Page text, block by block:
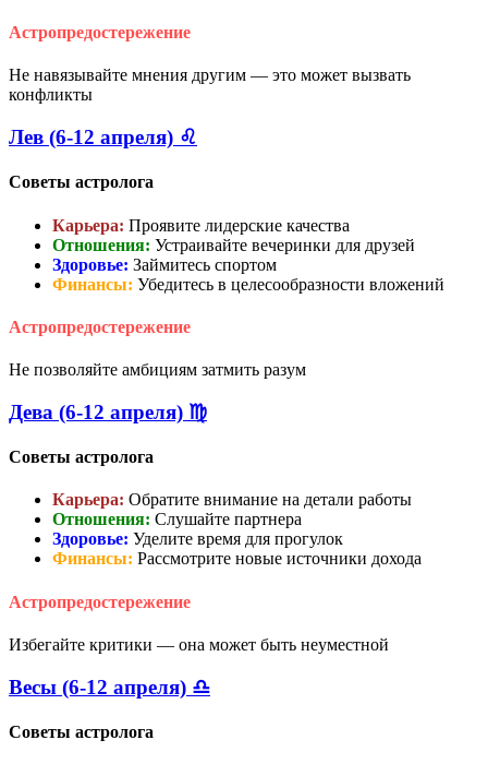
Астропредостережение
Не навязывайте мнения другим — это может вызвать
конфликты
Лев (6-12 апреля) ♌
Советы астролога
Карьера: Проявите лидерские качества
Отношения: Устраивайте вечеринки для друзей
Здоровье: Займитесь спортом
Финансы: Убедитесь в целесообразности вложений
Астропредостережение
Не позволяйте амбициям затмить разум
Дева (6-12 апреля) ♍
Советы астролога
Карьера: Обратите внимание на детали работы
Отношения: Слушайте партнера
Здоровье: Уделите время для прогулок
Финансы: Рассмотрите новые источники дохода
Астропредостережение
Избегайте критики — она может быть неуместной
Весы (6-12 апреля) ♎
Советы астролога